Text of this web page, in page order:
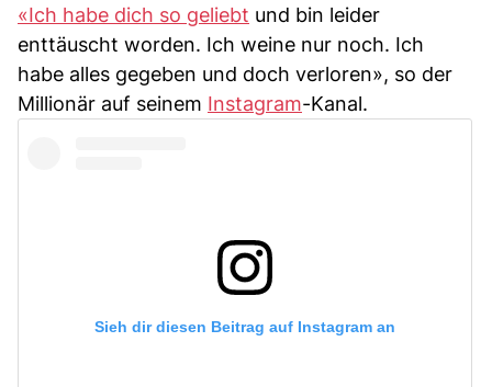
«Ich habe dich so geliebt und bin leider
enttäuscht worden. Ich weine nur noch. Ich
habe alles gegeben und doch verloren», so der
Millionär auf seinem Instagram-Kanal.
Sieh dir diesen Beitrag auf Instagram an